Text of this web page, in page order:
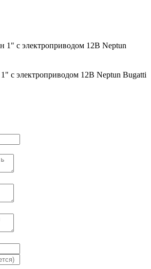
1" с электроприводом 12В Neptun
с электроприводом 12В Neptun Bugatti